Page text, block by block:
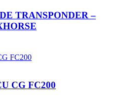
TRANSPONDER –
CG FC200